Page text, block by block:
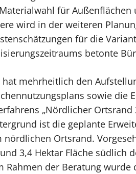
für Außenflächen
wird in der weiteren
für die
betonte
hat mehrheitlich den
sowie die
„Nördlicher Ortsrand
ist die geplante
nördlichen Ortsrand.
3,4 Hektar Fläche südlich
Rahmen der Beratung wurde